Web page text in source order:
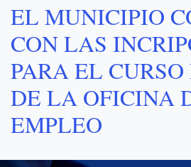
EL MUNICIPIO
CON LAS
PARA EL
DE LA OFICINA
EMPLEO